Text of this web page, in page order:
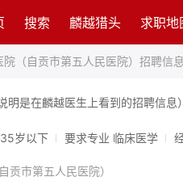
搜索 麟越猎头 求职地
（自贡市第五人民医院）招聘信息
明是在麟越医生上看到的招聘信息）
35岁以下 要求专业 临床医学
贡市第五人民医院）